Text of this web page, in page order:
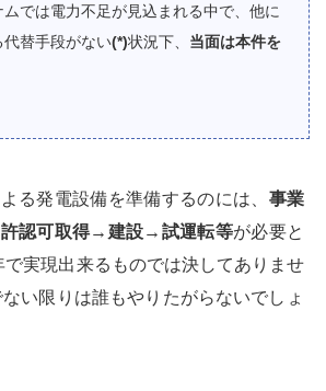
では電力不足が見込まれる中で、他に
替手段がない(*)状況下、 当面は本件を
る発電設備を準備するのには、 事業
認可取得→建設→試運転等が必要と
で実現出来るものでは決してありませ
ない限りは誰もやりたがらないでしょ